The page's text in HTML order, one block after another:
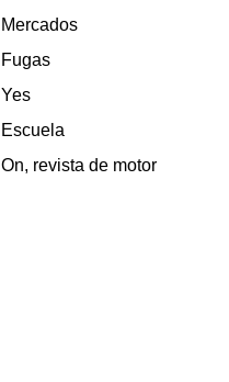
Mercados
Fugas
Yes
Escuela
On, revista de motor